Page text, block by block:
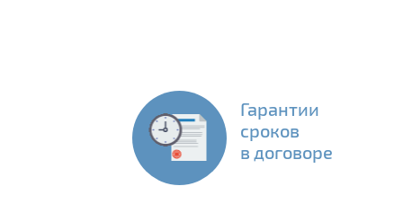
Гарантии
сроков
в договоре